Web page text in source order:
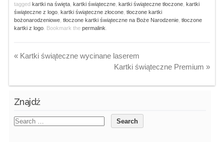
tagged kartki na święta, kartki świąteczne, kartki świąteczne tłoczone, kartki
świąteczne z logo, kartki świąteczne złocone, tłoczone kartki
bożonarodzeniowe, tłoczone kartki świąteczne na Boże Narodzenie, tłoczone
kartki z logo. Bookmark the permalink
«Kartki świąteczne wycinane laserem
Kartki świąteczne Premium»
Znajdź